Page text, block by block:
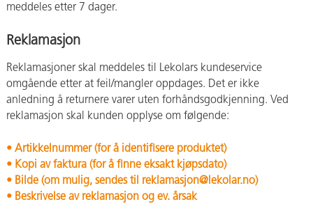
meddeles etter 7 dager.
Reklamasjon
Reklamasjoner skal meddeles til Lekolars kundeservice
omgående etter at feil/mangler oppdages. Det er ikke
anledning å returnere varer uten forhåndsgodkjenning. Ved
reklamasjon skal kunden opplyse om følgende:
• Artikkelnummer (for å identifisere produktet)
• Kopi av faktura (for å finne eksakt kjøpsdato)
• Bilde (om mulig, sendes til reklamasjon@lekolar.no)
• Beskrivelse av reklamasjon og ev. årsak